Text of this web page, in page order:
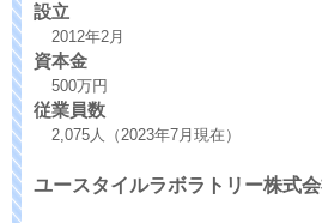
設立
2012年2月
資本金
500万円
従業員数
2,075人（2023年7月現在）
ユースタイルラボラトリー株式